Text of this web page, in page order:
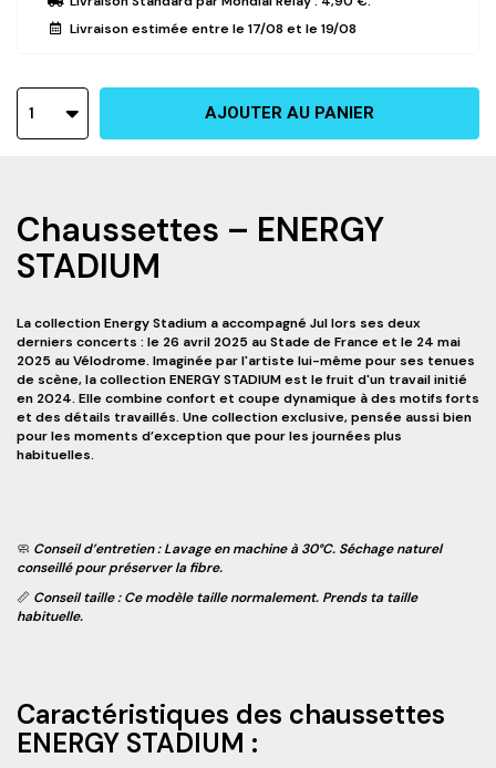
Livraison estimée entre le17/08 et le19/08
1 AJOUTER AU PANIER
Chaussettes – ENERGY
STADIUM
La collection Energy Stadium a accompagné Jul lors ses deux
derniers concerts : le 26 avril 2025 au Stade de France et le 24 mai
2025 au Vélodrome. Imaginée par l'artiste lui-même pour ses tenues
de scène, la collection ENERGY STADIUM est le fruit d'un travail initié
en 2024. Elle combine confort et coupe dynamique à des motifs forts
et des détails travaillés. Une collection exclusive, pensée aussi bien
pour les moments d’exception que pour les journées plus
habituelles.
🧼 Conseil d’entretien: Lavage en machine à 30°C. Séchage naturel
conseillé pour préserver la fibre.
📏 Conseil taille:Ce modèle taille normalement. Prends ta taille
habituelle.
Caractéristiques des chaussettes
ENERGY STADIUM :